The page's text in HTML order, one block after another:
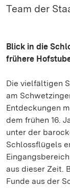
Team der
Blick in die
frühere
Die vielfältigen
am
Entdeckungen
dem frühen 16.
unter der
Schlossflügels
aus dieser Zeit.
Funde aus der